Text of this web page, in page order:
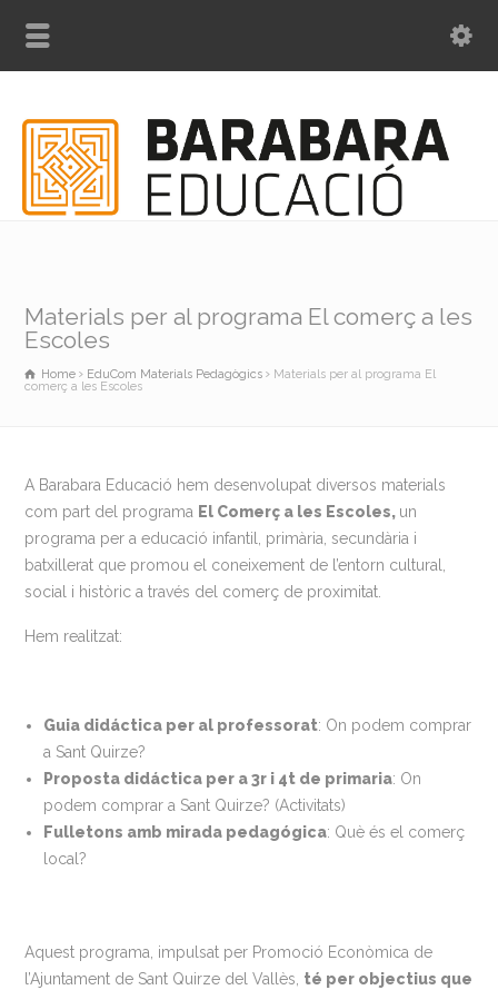
Materials per al programa El comerç a les
Escoles
Home EduCom Materials Pedagògics
Materials per al programa El
comerç a les Escoles
A Barabara Educació hem desenvolupat diversos materials
com part del programa El Comerç a les Escoles, un
programa per a educació infantil, primària, secundària i
batxillerat que promou el coneixement de l’entorn cultural,
social i històric a través del comerç de proximitat.
Hem realitzat:
Guia didáctica per al professorat: On podem comprar
a Sant Quirze?
Proposta didáctica per a 3r i 4t de primaria: On
podem comprar a Sant Quirze? (Activitats)
Fulletons amb mirada pedagógica: Què és el comerç
local?
Aquest programa, impulsat per Promoció Econòmica de
l’Ajuntament de Sant Quirze del Vallès, té per objectius que